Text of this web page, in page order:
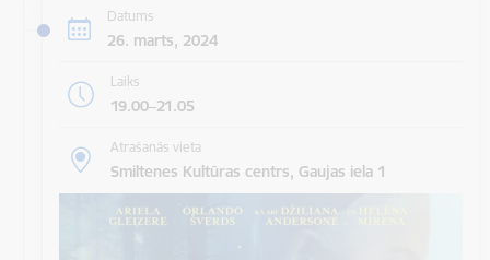
Datums
26. marts, 2024
Laiks
19.00–21.05
Atrašanās vieta
Smiltenes Kultūras centrs, Gaujas iela 1